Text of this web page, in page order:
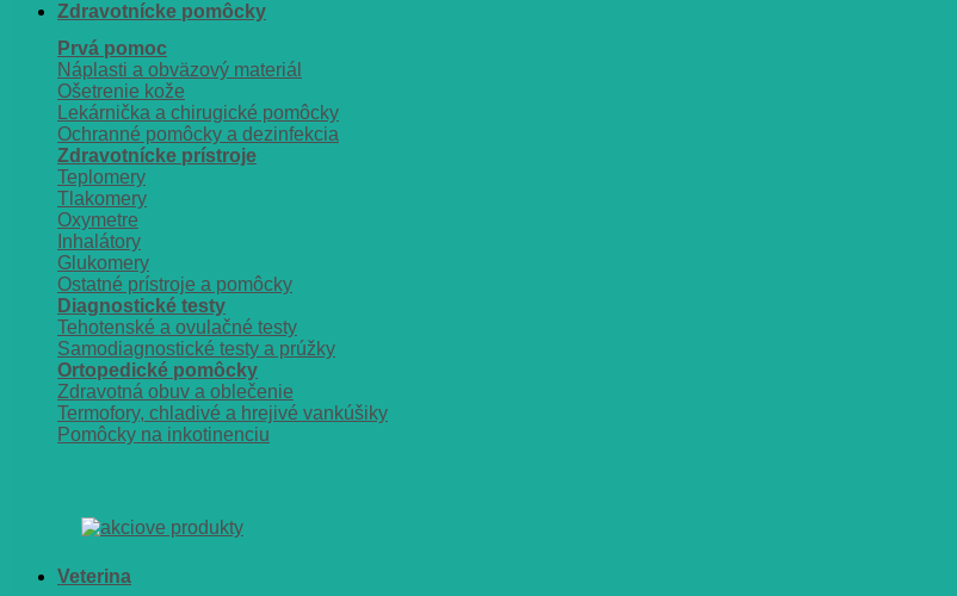
Zdravotnícke pomôcky
Prvá pomoc
Náplasti a obväzový materiál
Ošetrenie kože
Lekárnička a chirugické pomôcky
Ochranné pomôcky a dezinfekcia
Zdravotnícke prístroje
Teplomery
Tlakomery
Oxymetre
Inhalátory
Glukomery
Ostatné prístroje a pomôcky
Diagnostické testy
Tehotenské a ovulačné testy
Samodiagnostické testy a prúžky
Ortopedické pomôcky
Zdravotná obuv a oblečenie
Termofory, chladivé a hrejivé vankúšiky
Pomôcky na inkotinenciu
Veterina